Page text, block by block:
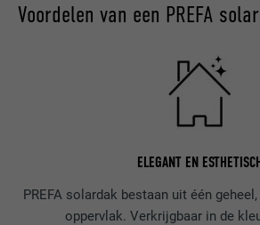
Voordelen van een PREFA
ELEGANT EN
PREFA solardak bestaan uit één
oppervlak. Verkrijgbaar in de